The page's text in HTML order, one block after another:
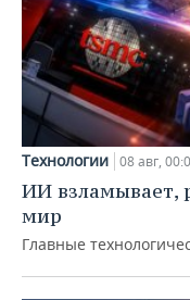
Технологии 08 авг,
ИИ взламывает,
мир
Главные